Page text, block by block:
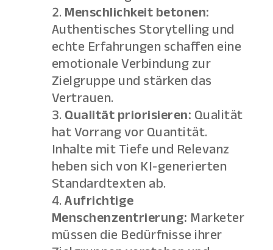
Menschlichkeit betonen:
Authentisches Storytelling und
echte Erfahrungen schaffen eine
emotionale Verbindung zur
Zielgruppe und stärken das
Vertrauen.
Qualität priorisieren:Qualität
hat Vorrang vor Quantität.
Inhalte mit Tiefe und Relevanz
heben sich von KI-generierten
Standardtexten ab.
Aufrichtige
Menschenzentrierung:Marketer
müssen die Bedürfnisse ihrer